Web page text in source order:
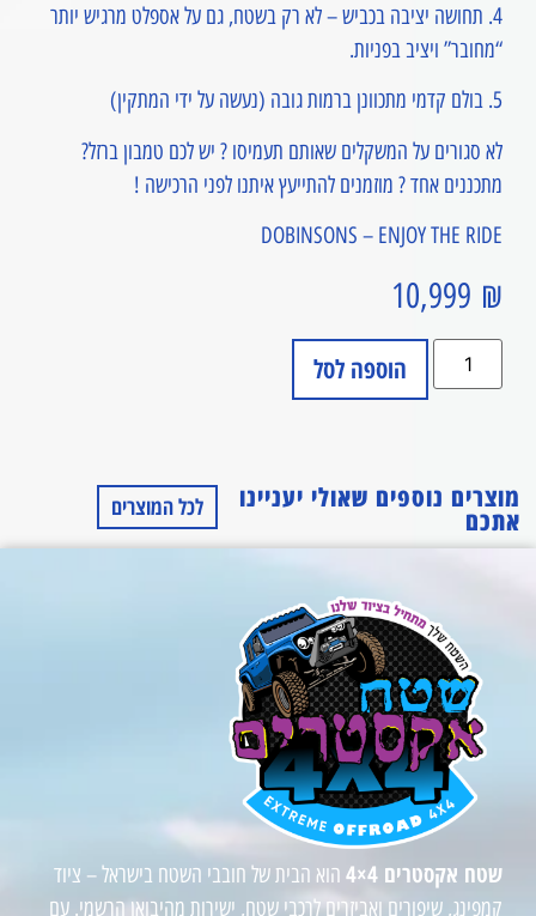
4. תחושה יציבה בכביש – לא רק בשטח, גם על אספלט מרגיש יותר
“מחובר” ויציב בפניות.
5. בולם קדמי מתכוונן ברמות גובה (נעשה על ידי המתקין)
לא סגורים על המשקלים שאותם תעמיסו ? יש לכם טמבון ברזל?
מתכננים אחד ? מוזמנים להתייעץ איתנו לפני הרכישה !
DOBINSONS – ENJOY THE RIDE
10,999 ₪
הוספה לסל
מוצרים נוספים שאולי יעניינו
אתכם לכל המוצרים
שטח אקסטרים 4×4
הוא הבית של חובבי השטח בישראל – ציוד
קמפינג, שיפורים ואביזרים לרכבי שטח, ישירות מהיבואן הרשמי. עם